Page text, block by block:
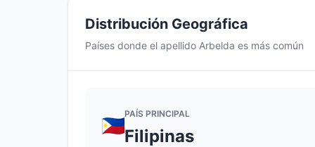
Distribución Geográfica
Países donde el apellido Arbelda es más común
PAÍS PRINCIPAL
Filipinas